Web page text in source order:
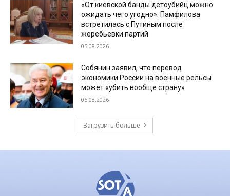
«От киевской банды детоубийц можно
ожидать чего угодно». Памфилова
встретилась с Путиным после
жеребьевки партий
05.08.2026
Собянин заявил, что перевод
экономики России на военные рельсы
может «убить вообще страну»
05.08.2026
Загрузить больше